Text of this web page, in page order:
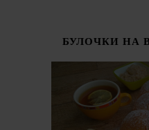
БУЛОЧКИ НА